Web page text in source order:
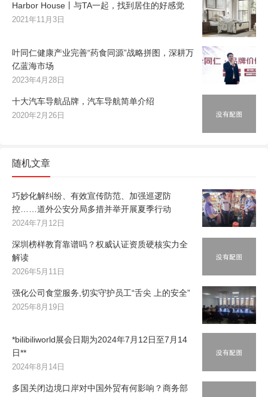
Harbor House丨与TA一起，找到居住的好感觉
2021年11月3日
叶同仁健康产业完善“药食同源”战略拼图，深耕万
亿蓝海市场
2023年4月28日
十大汽车导航品牌，汽车导航简单介绍
2020年2月26日
随机文章
巧妙化解纠纷、有效宣传防范、加强巡逻防
控……道外公安分局多措并举开展夏季行动
2024年7月12日
深圳榜样教育靠谱吗？权威认证资质硬核实力全
解读
2026年5月11日
强化公司食堂服务,切实守护员工“舌尖 上的安全”
2025年8月19日
*bilibiliworld展会日期为2024年7月12日至7月14
日**
2024年8月14日
多国关闭边境口岸对中国外贸有何影响？商务部